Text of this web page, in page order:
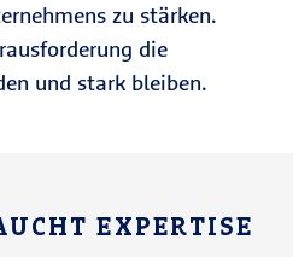
zu stärken.
die
und stark bleiben.
EXPERTISE